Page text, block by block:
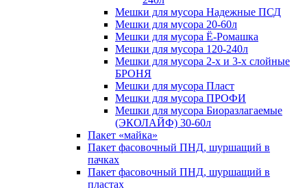
Мешки для мусора Надежные ПСД
Мешки для мусора 20-60л
Мешки для мусора Ё-Ромашка
Мешки для мусора 120-240л
Мешки для мусора 2-х и 3-х слойные
БРОНЯ
Мешки для мусора Пласт
Мешки для мусора ПРОФИ
Мешки для мусора Биоразлагаемые
(ЭКОЛАЙФ) 30-60л
Пакет «майка»
Пакет фасовочный ПНД, шуршащий в
пачках
Пакет фасовочный ПНД, шуршащий в
пластах